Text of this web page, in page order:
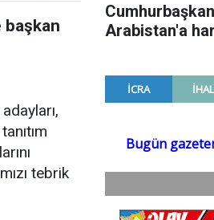
başkan
tebrik
Arabistan'a